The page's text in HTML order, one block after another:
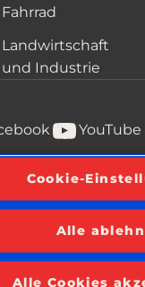
Fahrrad
Landwirtschaft
und Industrie
YouTube
Cookie-
Alle
Alle Cookies